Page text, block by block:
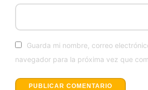
Guarda mi nombre, correo
navegador para la próxima vez que